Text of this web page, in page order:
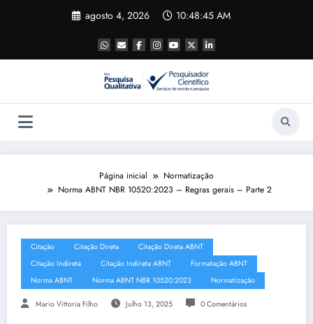
agosto 4, 2026 10:48:46 AM
Página inicial
Normatização
Norma ABNT NBR 10520:2023 – Regras gerais – Parte 2
Citação Citação Direta
Citação Direta ABNT
Citação Indireta
Citação Indireta ABNT
Formatação ABNT
Norma ABNT
Norma ABNT NBR 10520:2023 Normatização
Mario Vittoria Filho Julho 13, 2025 0 Comentários